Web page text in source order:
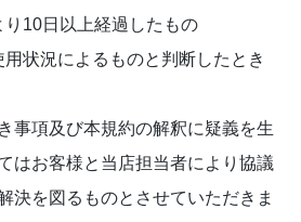
り10日以上経過したもの
用状況によるものと判断したとき
事項及び本規約の解釈に疑義を生
はお客様と当店担当者により協議
決を図るものとさせていただきま